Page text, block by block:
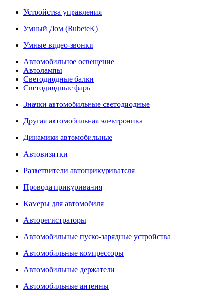
Устройства управления
Умный Дом (RubeteK)
Умные видео-звонки
Автомобильное освещение
Автолампы
Светодиодные балки
Светодиодные фары
Значки автомобильные светодиодные
Другая автомобильная электроника
Динамики автомобильные
Автовизитки
Разветвители автоприкуривателя
Провода прикуривания
Камеры для автомобиля
Авторегистраторы
Автомобильные пуско-зарядные устройства
Автомобильные компрессоры
Автомобильные держатели
Автомобильные антенны